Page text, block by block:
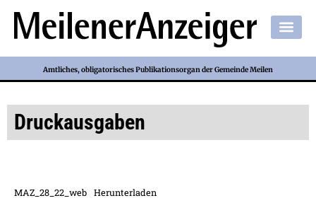
Amtliches, obligatorisches Publikationsorgan der Gemeinde Meilen
Druckausgaben
MAZ_28_22_web Herunterladen